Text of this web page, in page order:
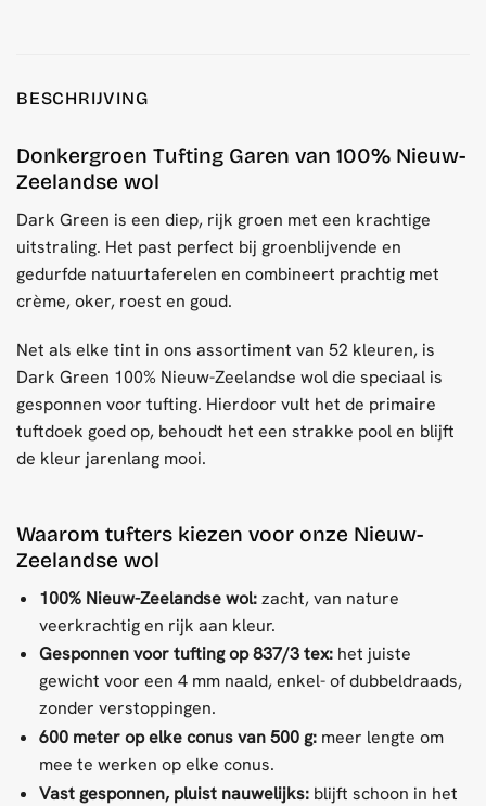
BESCHRIJVING
Donkergroen Tufting Garen van 100% Nieuw-
Zeelandse wol
Dark Green is een diep, rijk groen met een krachtige
uitstraling. Het past perfect bij groenblijvende en
gedurfde natuurtaferelen en combineert prachtig met
crème, oker, roest en goud.
Net als elke tint in ons assortiment van 52 kleuren, is
Dark Green 100% Nieuw-Zeelandse wol die speciaal is
gesponnen voor tufting. Hierdoor vult het de primaire
tuftdoek goed op, behoudt het een strakke pool en blijft
de kleur jarenlang mooi.
Waarom tufters kiezen voor onze Nieuw-
Zeelandse wol
100% Nieuw-Zeelandse wol:zacht, van nature
veerkrachtig en rijk aan kleur.
Gesponnen voor tufting op 837/3 tex:het juiste
gewicht voor een 4 mm naald, enkel- of dubbeldraads,
zonder verstoppingen.
600 meter op elke conus van 500 g:meer lengte om
mee te werken op elke conus.
Vast gesponnen, pluist nauwelijks:blijft schoon in het